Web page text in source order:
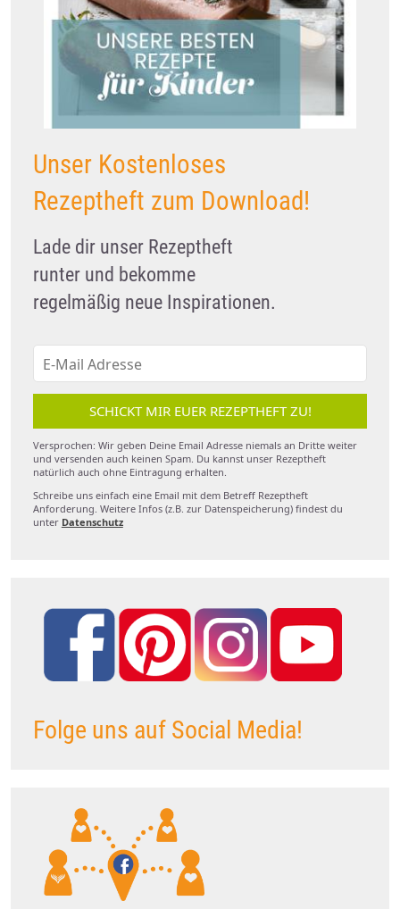
Unser Kostenloses
Rezeptheft zum Download!
Lade dir unser Rezeptheft
runter und bekomme
regelmäßig neue Inspirationen.
SCHICKT MIR EUER REZEPTHEFT ZU!
Versprochen: Wir geben Deine Email Adresse niemals an Dritte weiter
und versenden auch keinen Spam. Du kannst unser Rezeptheft
natürlich auch ohne Eintragung erhalten.
Schreibe uns einfach eine Email mit dem Betreff Rezeptheft
Anforderung. Weitere Infos (z.B. zur Datenspeicherung) findest du
unter Datenschutz
Folge uns auf Social Media!